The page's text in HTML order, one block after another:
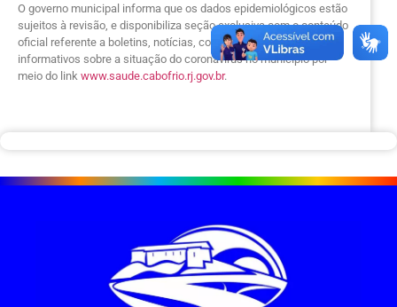
O governo municipal informa que os dados epidemiológicos estão
sujeitos à revisão, e disponibiliza seção exclusiva com o conteúdo
oficial referente a boletins, notícias, comunicados, notas e
informativos sobre a situação do coronavírus no município por
meio do link www.saude.cabofrio.rj.gov.br.